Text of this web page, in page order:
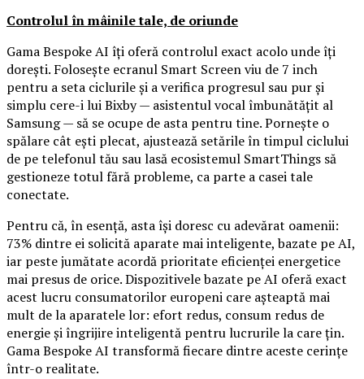
Controlul în mâinile tale, de oriunde
Gama Bespoke AI îți oferă controlul exact acolo unde îți
dorești. Folosește ecranul Smart Screen viu de 7 inch
pentru a seta ciclurile și a verifica progresul sau pur și
simplu cere-i lui Bixby — asistentul vocal îmbunătățit al
Samsung — să se ocupe de asta pentru tine. Pornește o
spălare cât ești plecat, ajustează setările în timpul ciclului
de pe telefonul tău sau lasă ecosistemul SmartThings să
gestioneze totul fără probleme, ca parte a casei tale
conectate.
Pentru că, în esență, asta își doresc cu adevărat oamenii:
73% dintre ei solicită aparate mai inteligente, bazate pe AI,
iar peste jumătate acordă prioritate eficienței energetice
mai presus de orice. Dispozitivele bazate pe AI oferă exact
acest lucru consumatorilor europeni care așteaptă mai
mult de la aparatele lor: efort redus, consum redus de
energie și îngrijire inteligentă pentru lucrurile la care țin.
Gama Bespoke AI transformă fiecare dintre aceste cerințe
într-o realitate.